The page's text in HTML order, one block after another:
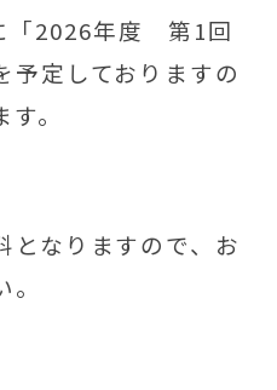
「2026年度 第1回
予定しておりますの
。
となりますので、お